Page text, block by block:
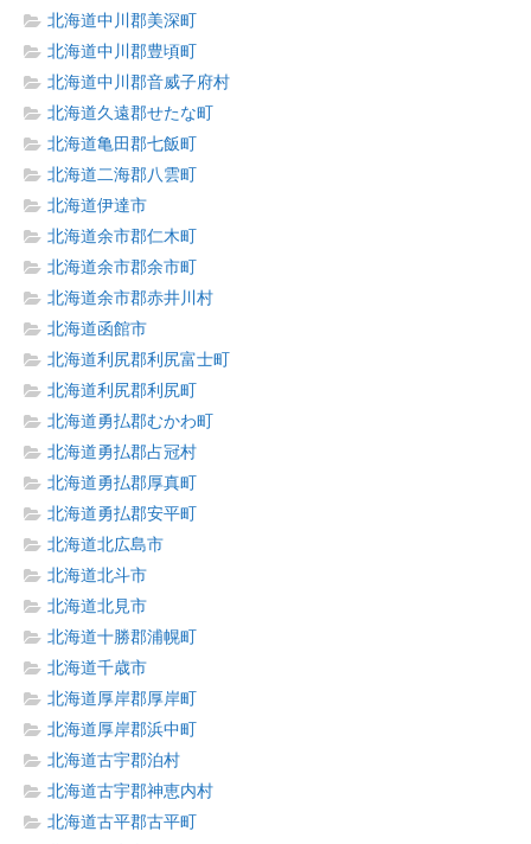
北海道中川郡美深町
北海道中川郡豊頃町
北海道中川郡音威子府村
北海道久遠郡せたな町
北海道亀田郡七飯町
北海道二海郡八雲町
北海道伊達市
北海道余市郡仁木町
北海道余市郡余市町
北海道余市郡赤井川村
北海道函館市
北海道利尻郡利尻富士町
北海道利尻郡利尻町
北海道勇払郡むかわ町
北海道勇払郡占冠村
北海道勇払郡厚真町
北海道勇払郡安平町
北海道北広島市
北海道北斗市
北海道北見市
北海道十勝郡浦幌町
北海道千歳市
北海道厚岸郡厚岸町
北海道厚岸郡浜中町
北海道古宇郡泊村
北海道古宇郡神恵内村
北海道古平郡古平町